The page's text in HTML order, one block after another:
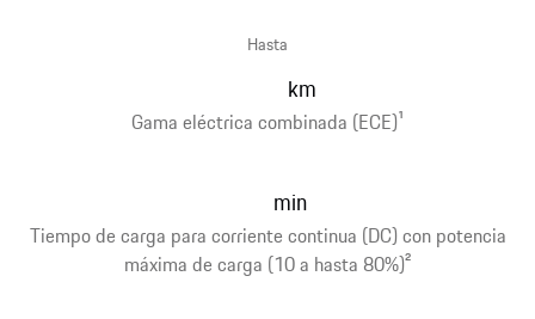
Gama eléctrica combinada (ECE)1
Hasta
km
Tiempo de carga para corriente continua (DC) con potencia
máxima de carga (10 a hasta 80%)2
min